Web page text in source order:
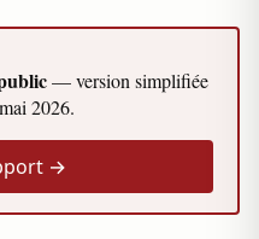
— version simplifiée
2026.
→